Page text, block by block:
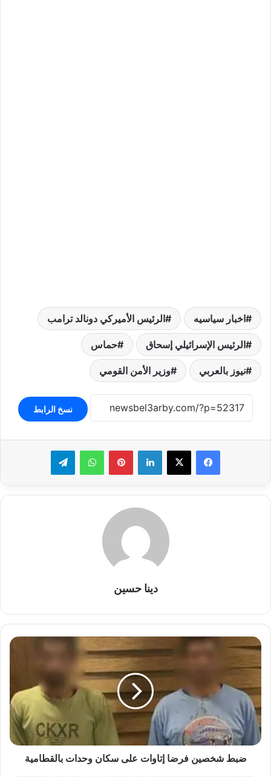
اخبار سياسيه الرئيس الأميركي دونالد ترامب
الرئيس الإسرائيلي إسحاق حماس
نيوز بالعربي وزير الأمن القومي
نسخ الرابط
لينكدإن بينتيريستواتساب تيلقرام
دينا حسين
ضبط
شخصين
فرضا
على
سكان
وحدات
بالقطامية
ضبط شخصين فرضا إتاوات على سكان وحدات بالقطامية